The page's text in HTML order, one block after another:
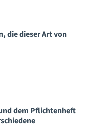
die dieser Art von
dem Pflichtenheft